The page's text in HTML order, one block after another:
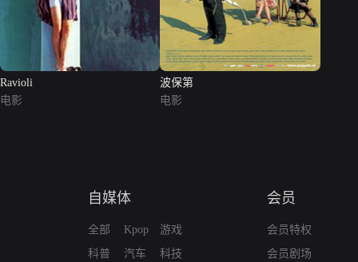
Ravioli
电影
波保第
电影
自媒体
全部
科普
Kpop
汽车
游戏
科技
会员
会员特权
会员剧场